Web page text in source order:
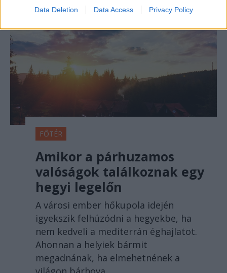
Data Deletion Data Access Privacy Policy
FŐTÉR
Amikor a párhuzamos
valóságok találkoznak egy
hegyi legelőn
A városi ember hőkupola idején
igyekszik felhúzódni a hegyekbe, ha
nem kedveli a mediterrán éghajlatot.
Ahonnan a helyiek bármit
megadnának, ha elmehetnének a